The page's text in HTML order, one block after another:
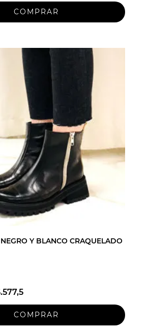
Y BLANCO CRAQUELADO